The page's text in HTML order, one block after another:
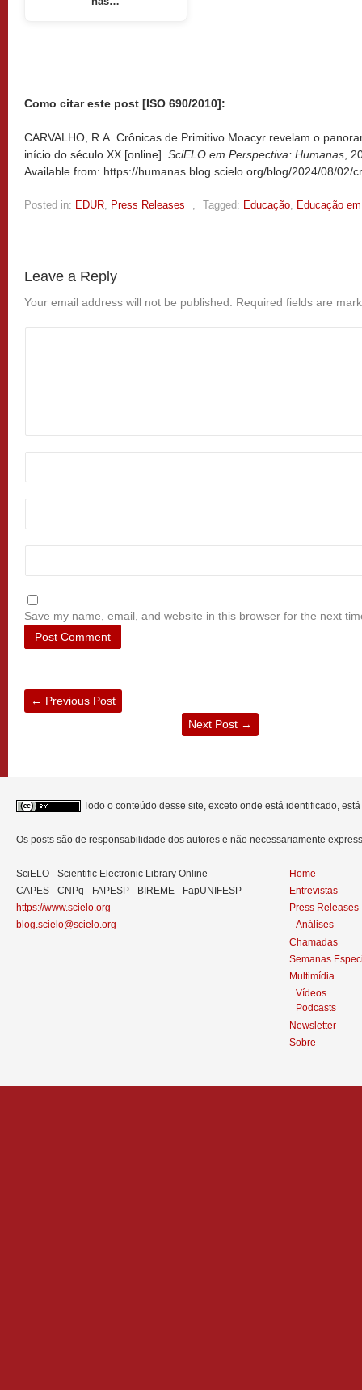
Como citar este post [ISO 690/2010]:
CARVALHO, R.A. Crônicas de Primitivo Moacyr revelam o
início do século XX [online]. SciELO em Perspectiva: Humanas ,
Available from: https://humanas.blog.scielo.org/blog/2024/08/02/
Posted in: EDUR Press Releases Tagged: Educação Educação
Leave a Reply
Your email address will not be published. Required fields are
Save my name, email, and website in this browser for the next
← Previous Post
Next Post →
Todo o conteúdo desse site, exceto onde está identificado,
Os posts são de responsabilidade dos autores e não necessariamente
SciELO - Scientific Electronic Library Online
CAPES - CNPq - FAPESP - BIREME - FapUNIFESP
https://www.scielo.org
blog.scielo@scielo.org
Home
Entrevistas
Press Releases
Análises
Chamadas
Semanas
Multimídia
Vídeos
Podcasts
Newsletter
Sobre